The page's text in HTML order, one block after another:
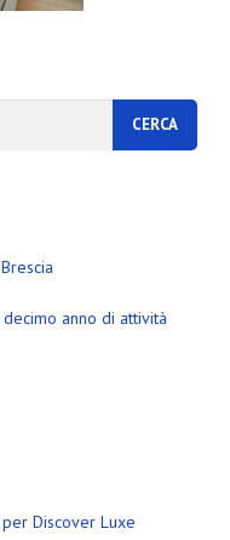
anno di attività
Discover Luxe